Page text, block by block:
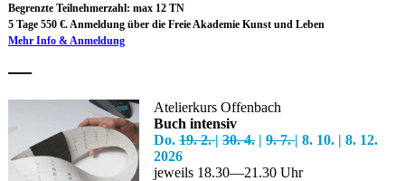
Begrenzte Teilnehmerzahl: max 12 TN
5 Tage 550 €. Anmeldung über die Freie Akademie Kunst und Leben
Mehr Info & Anmeldung
—
Atelierkurs Offenbach
Buch intensiv
Do.19. 2.|30. 4.|9. 7.| 8. 10. | 8. 12.
2026
jeweils 18.30—21.30 Uhr